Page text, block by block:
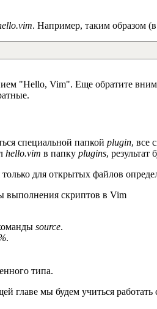
. Например, таким образом
"Hello, Vim". Еще обратите
специальной папкой plugin, все
hello.vim в папку plugins, результат
для открытых файлов
выполнения скриптов в Vim
source.
.
типа.
главе мы будем учиться